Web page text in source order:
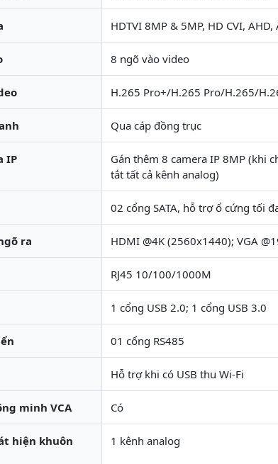
HDTVI 8MP & 5MP, HD CVI, AHD,
8 ngõ vào video
H.265 Pro+/H.265 Pro/H.265/
Qua cáp đồng trục
IP
Gán thêm 8 camera IP 8MP (khi
tắt tất cả kênh analog)
02 cổng SATA, hỗ trợ ổ cứng tối
ra HDMI @4K (2560x1440); VGA
RJ45 10/100/1000M
1 cổng USB 2.0; 1 cổng USB 3.0
01 cổng RS485
Hỗ trợ khi có USB thu Wi-Fi
minh VCA Có
hiện khuôn
1 kênh analog